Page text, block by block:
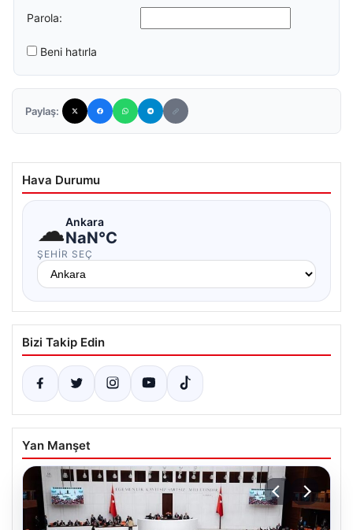
Parola:
Beni hatırla
Paylaş:
Hava Durumu
☁Ankara
NaN°C
ŞEHIR SEÇ
Bizi Takip Edin
Yan Manşet